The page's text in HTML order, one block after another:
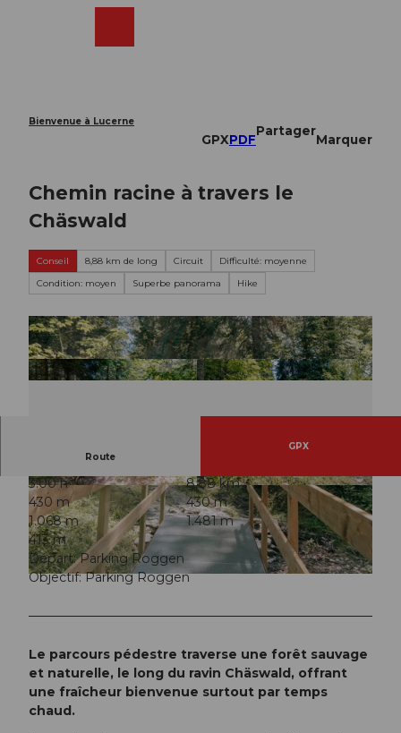
Bienvenue à Lucerne
GPXPDF
Partager
Marquer
Chemin racine à travers le
Chäswald
Conseil 8,88 km de long Circuit
Difficulté: moyenne
Condition: moyen
Superbe panorama Hike
© Dario Peruzzo, Region Ybrig
© Martha Reichmuth, Region Ybrig © Dario Peruzzo, Region Ybrig
Route
GPX
3:00 h
8,88 km
430 m
430 m
1.068 m
1.481 m
413 m
Départ: Parking Roggen
Objectif: Parking Roggen
Le parcours pédestre traverse une forêt sauvage
et naturelle, le long du ravin Chäswald, offrant
une fraîcheur bienvenue surtout par temps
chaud.